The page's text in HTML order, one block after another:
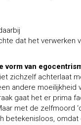
dat het verwerken
vorm van
zichzelf achterlaat
andere moeilijkheid
gaat het er prima
met de zelfmoord
betekenisloos,